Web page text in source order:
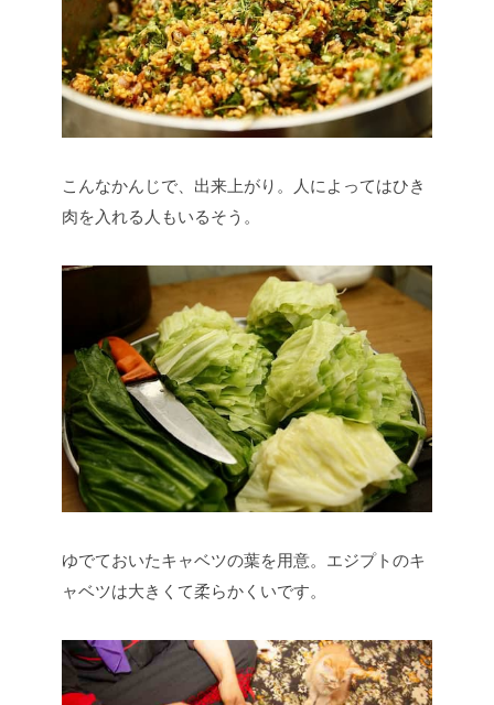
こんなかんじで、出来上がり。人によってはひき
肉を入れる人もいるそう。
ゆでておいたキャベツの葉を用意。エジプトのキ
ャベツは大きくて柔らかくいです。